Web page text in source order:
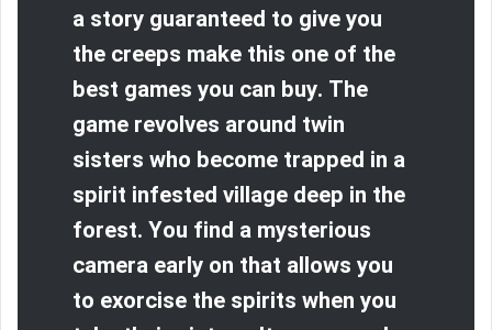
a story guaranteed to give you
the creeps make this one of the
best games you can buy. The
game revolves around twin
sisters who become trapped in a
spirit infested village deep in the
forest. You find a mysterious
camera early on that allows you
to exorcise the spirits when you